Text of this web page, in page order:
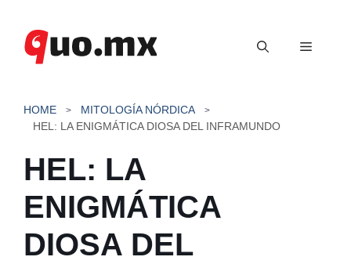
contenido
Menú
HOME
MITOLOGÍA NÓRDICA
HEL: LA ENIGMÁTICA DIOSA DEL INFRAMUNDO
HEL: LA
ENIGMÁTICA
DIOSA DEL